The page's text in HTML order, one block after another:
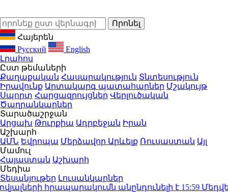
Հայերեն
Русский
English
Լրահոս
Ըստ թեմաների
Քաղաքական Հասարակություն Տնտեսություն
Իրավունք Արտակարգ պատահարներ Մշակույթ
Սպորտ Հարցազրույցներ Վերլուծական
Ծաղրանկարներ
Տարածաշրջան
Արցախ Թուրքիա Ադրբեջան Իրան
Աշխարհ
ԱՄՆ Եվրոպա Մերձավոր Արևելք Ռուսաստան Այլ
Մամուլ
Հայաստան Աշխարհ
Մեդիա
Տեսանյութեր Լուսանկարներ
հրապարակումն անընդունելի է15:59